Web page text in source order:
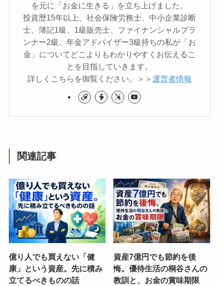
を元に「お金に生きる」を立ち上げました。
投資歴15年以上、社会保険労務士、中小企業診断
士、簿記1級、1級販売士、ファイナンシャルプラ
ンナー2級、年金アドバイザー3級持ちの私が「お
金」についてどこよりもわかりやすくお伝えるこ
とを目指していきます。
詳しくこちらを御覧ください。＞＞ 運営者情報
関連記事
億り人でも買えない「健
康」という資産。先に積み
立てるべきものの話
資産7億円でも節約を後
悔。優待生活の桐谷さんの
教訓と、お金の賞味期限